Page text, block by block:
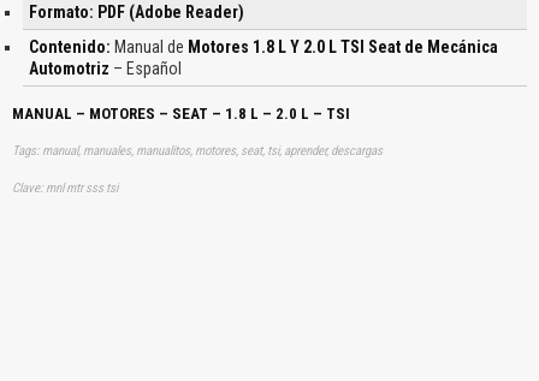
Formato: PDF (Adobe Reader)
Contenido: Manual de Motores 1.8 L Y 2.0 L TSI Seat de Mecánica
Automotriz – Español
MANUAL – MOTORES – SEAT – 1.8 L – 2.0 L – TSI
Tags: manual, manuales, manualitos, motores, seat, tsi, aprender, descargas
Clave: mnl mtr sss tsi